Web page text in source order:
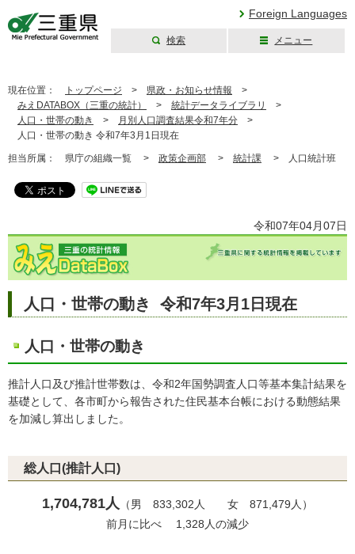
Foreign Languages
検索 メニュー
現在位置： トップページ > 県政・お知らせ情報 >
みえDATABOX（三重の統計）
> 統計データライブラリ
>
人口・世帯の動き
> 月別人口調査結果令和7年分 >
人口・世帯の動き 令和7年3月1日現在
担当所属： 県庁の組織一覧 > 政策企画部 > 統計課 > 人口統計班
令和07年04月07日
人口・世帯の動き 令和7年3月1日現在
人口・世帯の動き
推計人口及び推計世帯数は、令和2年国勢調査人口等基本集計結果を
基礎として、各市町から報告された住民基本台帳における動態結果
を加減し算出しました。
総人口(推計人口)
1,704,781人
（男 833,302人 女 871,479人）
前月に比べ 1,328人の減少